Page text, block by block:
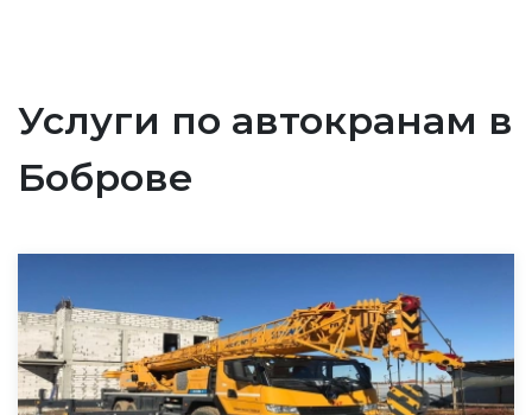
Услуги по автокранам в
Боброве